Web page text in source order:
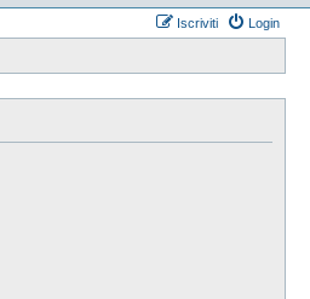
Login
Iscriviti